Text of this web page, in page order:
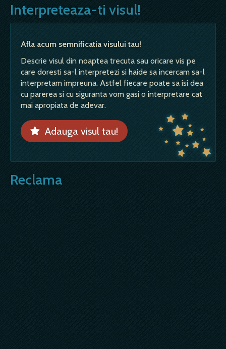
Interpreteaza-ti visul!
Afla acum semnificatia visului tau!
Descrie visul din noaptea trecuta sau oricare vis pe
care doresti sa-l interpretezi si haide sa incercam sa-l
interpretam impreuna. Astfel fiecare poate sa isi dea
cu parerea si cu siguranta vom gasi o interpretare cat
mai apropiata de adevar.
Adauga visul tau!
Reclama